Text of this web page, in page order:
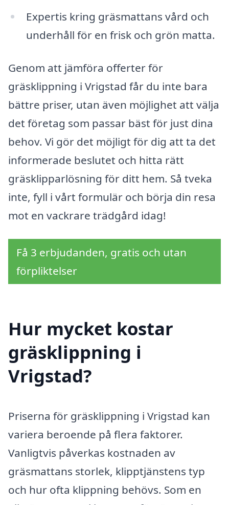
Expertis kring gräsmattans vård och
underhåll för en frisk och grön matta.
Genom att jämföra offerter för
gräsklippning i Vrigstad får du inte bara
bättre priser, utan även möjlighet att välja
det företag som passar bäst för just dina
behov. Vi gör det möjligt för dig att ta det
informerade beslutet och hitta rätt
gräsklipparlösning för ditt hem. Så tveka
inte, fyll i vårt formulär och börja din resa
mot en vackrare trädgård idag!
Få 3 erbjudanden, gratis och utan
förpliktelser
Hur mycket kostar
gräsklippning i
Vrigstad?
Priserna för gräsklippning i Vrigstad kan
variera beroende på flera faktorer.
Vanligtvis påverkas kostnaden av
gräsmattans storlek, klipptjänstens typ
och hur ofta klippning behövs. Som en